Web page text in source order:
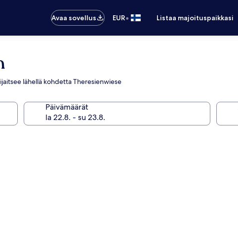
Avaa sovellus EUR• Listaa majoituspaikkasi
lähellä kohdetta Theresienwiese
Päivämäärät